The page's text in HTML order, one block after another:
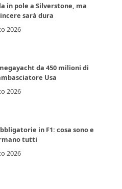
in pole a Silverstone, ma
sarà dura
2026
da 450 milioni di
Usa
2026
in F1: cosa sono e
tutti
2026